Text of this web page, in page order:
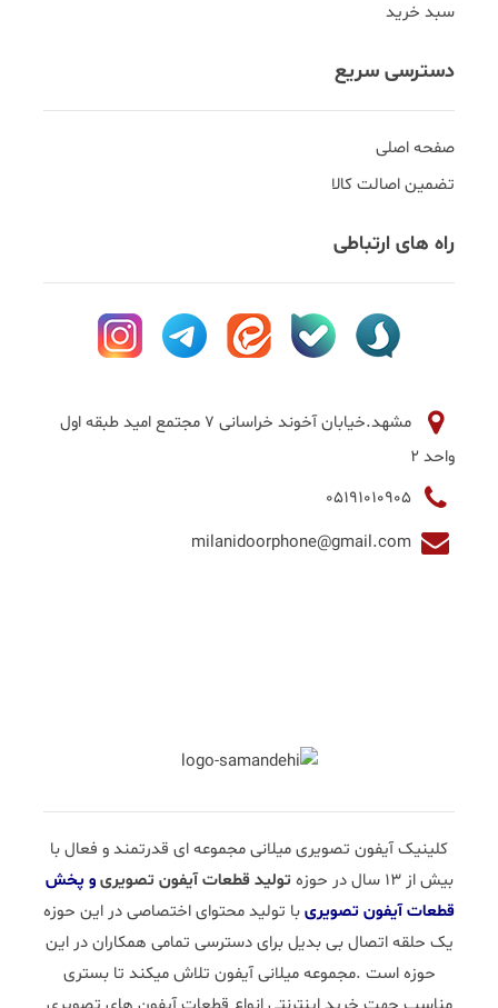
سبد خرید
دسترسی سریع
صفحه اصلی
تضمین اصالت کالا
راه های ارتباطی
مشهد.خیابان آخوند خراسانی 7 مجتمع امید طبقه اول
واحد 2
کلینیک آیفون تصویری میلانی مجموعه ای قدرتمند و فعال با
بیش از 13 سال در حوزه
تولید قطعات آیفون تصویریو پخش
قطعات آیفون تصویریبا تولید محتوای اختصاصی در این حوزه
یک حلقه اتصال بی بدیل برای دسترسی تمامی همکاران در این
حوزه است .مجموعه میلانی آیفون تلاش میکند تا بستری